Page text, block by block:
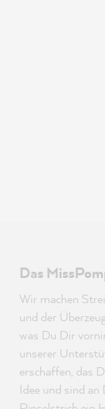
Das
Wir machen
und der
was Du Dir
unserer
erschaffen, das
Idee und sind